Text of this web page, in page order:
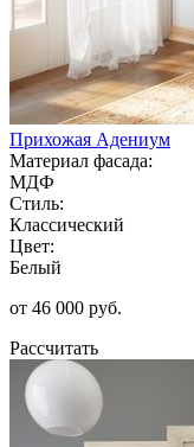
Прихожая Адениум
Материал фасада:
МДФ
Стиль:
Классический
Цвет:
Белый
от 46 000 руб.
Рассчитать